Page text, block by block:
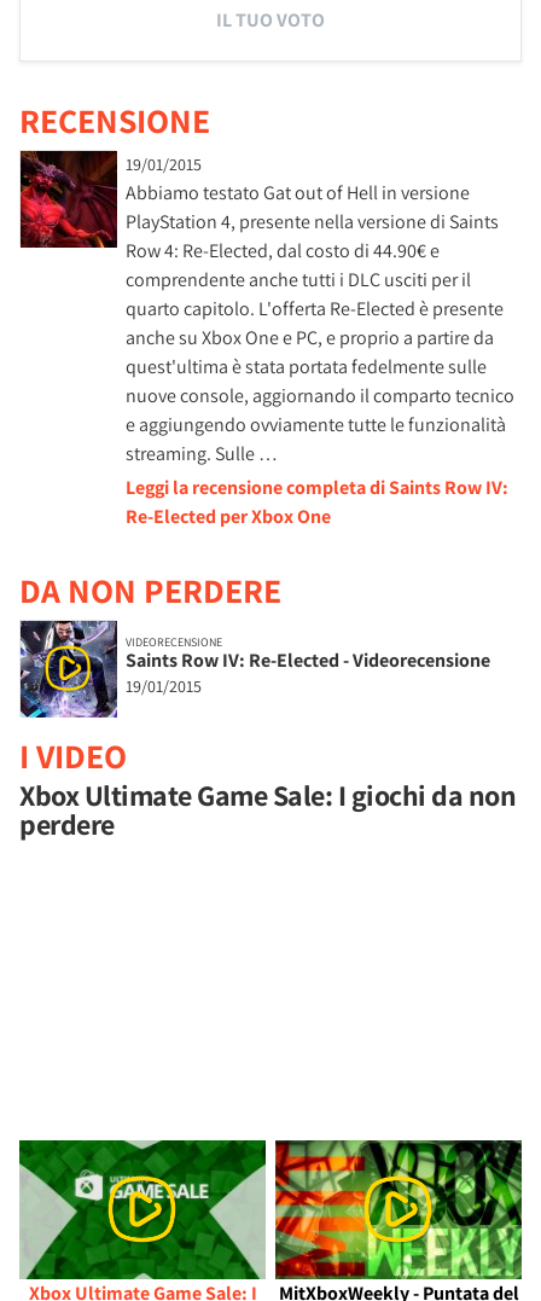
IL TUO VOTO
RECENSIONE
19/01/2015
Abbiamo testato Gat out of Hell in versione
PlayStation 4, presente nella versione di Saints
Row 4: Re-Elected, dal costo di 44.90€ e
comprendente anche tutti i DLC usciti per il
quarto capitolo. L'offerta Re-Elected è presente
anche su Xbox One e PC, e proprio a partire da
quest'ultima è stata portata fedelmente sulle
nuove console, aggiornando il comparto tecnico
e aggiungendo ovviamente tutte le funzionalità
streaming. Sulle …
Leggi la recensione completa di Saints Row IV:
Re-Elected per Xbox One
DA NON PERDERE
VIDEORECENSIONE
Saints Row IV: Re-Elected - Videorecensione
19/01/2015
I VIDEO
Xbox Ultimate Game Sale: I giochi da non
perdere
Xbox Ultimate Game Sale: I MitXboxWeekly - Puntata del